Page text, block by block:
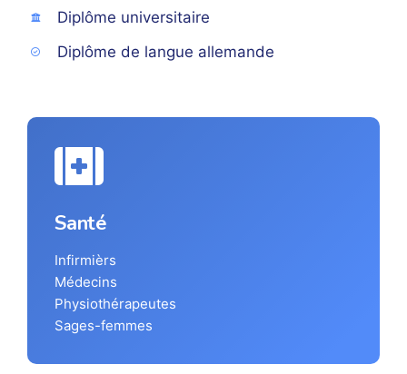
Diplôme universitaire
Diplôme de langue allemande
Santé
Infirmièrs
Médecins
Physiothérapeutes
Sages-femmes